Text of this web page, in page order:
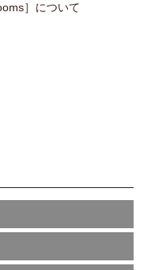
］について